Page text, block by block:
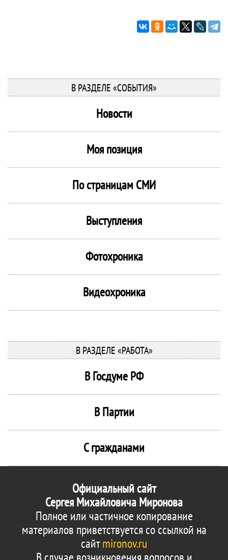
В РАЗДЕЛЕ «СОБЫТИЯ»
Новости
Моя позиция
По страницам СМИ
Выступления
Фотохроника
Видеохроника
В РАЗДЕЛЕ «РАБОТА»
В Госдуме РФ
В Партии
С гражданами
Официальный сайт
Сергея Михайловича Миронова
Полное или частичное копирование
материалов приветствуется со ссылкой на
сайтmironov.ru